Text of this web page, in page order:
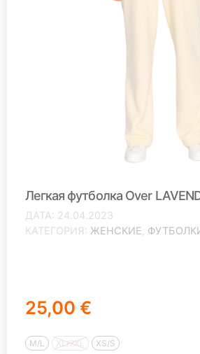
Легкая футболка Over
ДАТА
24.04.2023
КАТЕГОРИЯ
ЖЕНСКИЕ
25,00 €
M/L XL/2XL XS/S